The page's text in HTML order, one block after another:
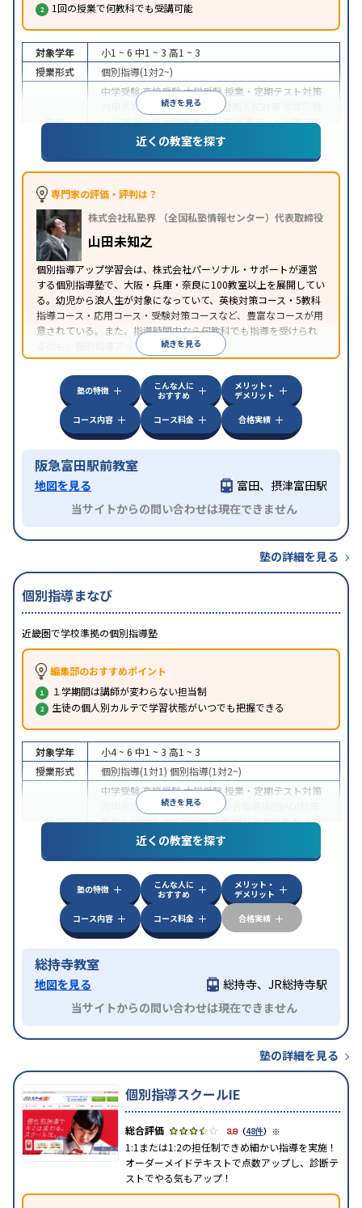
1回の授業で何教科でも受講可能
続きを見る
対象学年 小1 ~ 6 中1 ~ 3 高1 ~ 3
授業形式
個別指導(1対2~)
目的
中学受験高校受験大学受験 授業・定期テスト対策
内申点対策
学習習慣の定着 推薦入試対策
化対策国公立大対策私大対策共通テスト対策英検
(英語検定)対策漢検(漢字検定)対策
特徴
中高一貫校生に対応授業の振替可能不登校生に対
応
オンライン対応
子どもに対応
近くの教室を探す
専門家の評価・評判は？
株式会社私塾界 （全国私塾情報センター）代表取締役
山田未知之
個別指導アップ学習会は、株式会社パーソナル・サポートが運営
する個別指導塾で、大阪・兵庫・奈良に100教室以上を展開してい
る。幼児から浪人生が対象になっていて、英検対策コース・5教科
指導コース・応用コース・受験対策コースなど、豊富なコースが用
意されている。また、指導時間内なら何教科でも指導を受けられ
るのも、個別指導アップ学習会の特徴。
続きを見る
塾の特徴
こんな人に
おすすめ
メリット・
デメリット
コース内容
コース料金 合格実績
阪急富田駅前教室
地図を見る
富田、摂津富田駅
当サイトからの問い合わせは現在できません
塾の詳細を見る
個別指導まなび
近畿圏で学校準拠の個別指導塾
編集部のおすすめポイント
１学期間は講師が変わらない担当制
生徒の個人別カルテで学習状態がいつでも把握できる
続きを見る
対象学年 小4 ~ 6 中1 ~ 3 高1 ~ 3
授業形式
個別指導(1対1) 個別指導(1対2~)
目的
中学受験高校受験大学受験 授業・定期テスト対策
内申点対策
学習習慣の定着
総合型選抜(旧AO)対策
推薦入試対策学校別特化対策国公立大対策私大対
共通テスト対策英検(英語検定)対策
特徴
中高一貫校生に対応成績保証制度あり授業の振替
可能
不登校生に対応 1科目から受講可能 発達障害
の子どもに対応 自習室あり
近くの教室を探す
塾の特徴
こんな人に
おすすめ
メリット・
デメリット
コース内容
コース料金 合格実績
総持寺教室
地図を見る
総持寺、JR総持寺駅
当サイトからの問い合わせは現在できません
塾の詳細を見る
個別指導スクールIE
3.8（48件） ※
1:1または1:2の担任制できめ細かい指導を実施！
オーダーメイドテキストで点数アップし、診断テ
ストでやる気もアップ！